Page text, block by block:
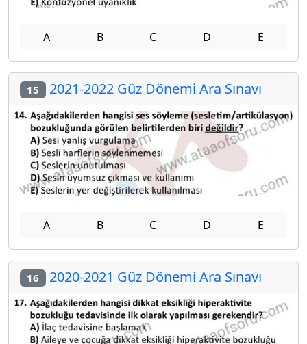
A B C D E
15 2021-2022 Güz Dönemi Ara Sınavı
A B C D E
16 2020-2021 Güz Dönemi Ara Sınavı